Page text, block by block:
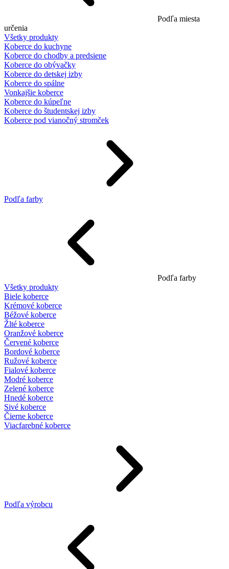
Podľa miesta
určenia
Všetky produkty
Koberce do kuchyne
Koberce do chodby a predsiene
Koberce do obývačky
Koberce do detskej izby
Koberce do spálne
Vonkajšie koberce
Koberce do kúpeľne
Koberce do študentskej izby
Koberce pod vianočný stromček
Podľa farby
Podľa farby
Všetky produkty
Biele koberce
Krémové koberce
Béžové koberce
Žlté koberce
Oranžové koberce
Červené koberce
Bordové koberce
Ružové koberce
Fialové koberce
Modré koberce
Zelené koberce
Hnedé koberce
Sivé koberce
Čierne koberce
Viacfarebné koberce
Podľa výrobcu